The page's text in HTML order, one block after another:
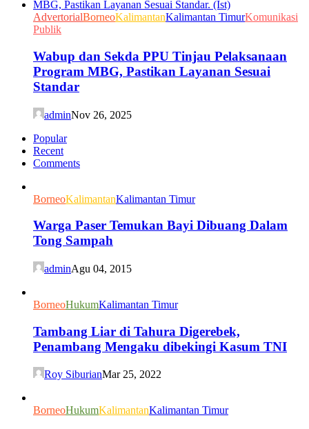
AdvertorialBorneoKalimantanKalimantan TimurKomunikasi
Publik
Wabup dan Sekda PPU Tinjau Pelaksanaan
Program MBG, Pastikan Layanan Sesuai
Standar
adminNov 26, 2025
Popular
Recent
Comments
BorneoKalimantanKalimantan Timur
Warga Paser Temukan Bayi Dibuang Dalam
Tong Sampah
adminAgu 04, 2015
BorneoHukumKalimantan Timur
Tambang Liar di Tahura Digerebek,
Penambang Mengaku dibekingi Kasum TNI
Roy SiburianMar 25, 2022
BorneoHukumKalimantanKalimantan Timur